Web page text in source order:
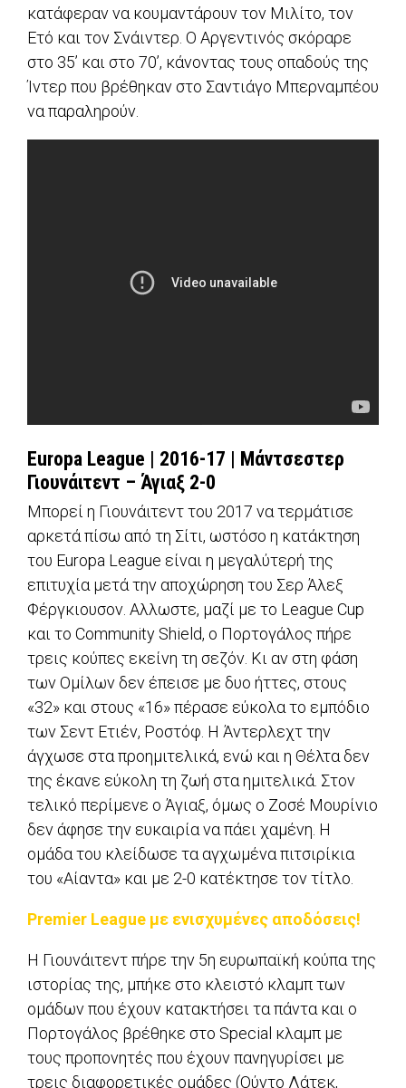
κατάφεραν να κουμαντάρουν τον Μιλίτο, τον
Ετό και τον Σνάιντερ. O Αργεντινός σκόραρε
στο 35’ και στο 70’, κάνοντας τους οπαδούς της
Ίντερ που βρέθηκαν στο Σαντιάγο Μπερναμπέου
να παραληρούν.
Europa League | 2016-17 | Μάντσεστερ
Γιουνάιτεντ – Άγιαξ 2-0
Μπορεί η Γιουνάιτεντ του 2017 να τερμάτισε
αρκετά πίσω από τη Σίτι, ωστόσο η κατάκτηση
του Europa League είναι η μεγαλύτερή της
επιτυχία μετά την αποχώρηση του Σερ Άλεξ
Φέργκιουσον. Αλλωστε, μαζί με το League Cup
και το Community Shield, ο Πορτογάλος πήρε
τρεις κούπες εκείνη τη σεζόν. Κι αν στη φάση
των Ομίλων δεν έπεισε με δυο ήττες, στους
«32» και στους «16» πέρασε εύκολα το εμπόδιο
των Σεντ Ετιέν, Ροστόφ. Η Άντερλεχτ την
άγχωσε στα προημιτελικά, ενώ και η Θέλτα δεν
της έκανε εύκολη τη ζωή στα ημιτελικά. Στον
τελικό περίμενε ο Άγιαξ, όμως ο Ζοσέ Μουρίνιο
δεν άφησε την ευκαιρία να πάει χαμένη. Η
ομάδα του κλείδωσε τα αγχωμένα πιτσιρίκια
του «Αίαντα» και με 2-0 κατέκτησε τον τίτλο.
Premier League με ενισχυμένες αποδόσεις!
Η Γιουνάιτεντ πήρε την 5η ευρωπαϊκή κούπα της
ιστορίας της, μπήκε στο κλειστό κλαμπ των
ομάδων που έχουν κατακτήσει τα πάντα και ο
Πορτογάλος βρέθηκε στο Special κλαμπ με
τους προπονητές που έχουν πανηγυρίσει με
τρεις διαφορετικές ομάδες (Ούντο Λάτεκ,